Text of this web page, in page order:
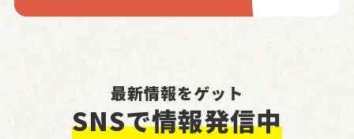
最新情報をゲット
SNSで情報発信中